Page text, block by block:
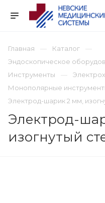
Главная
Каталог
Эндоскопическое
Инструменты
Монополярные
Электрод-шарик 2 мм,
Электрод-
изогнутый